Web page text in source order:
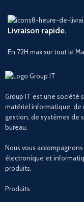
Livraison rapide.
En 72H max sur tout le
Group IT est une société
matériel informatique, de
gestion, de systèmes de
bureau.
Nous vous
électronique et
produits.
Produits